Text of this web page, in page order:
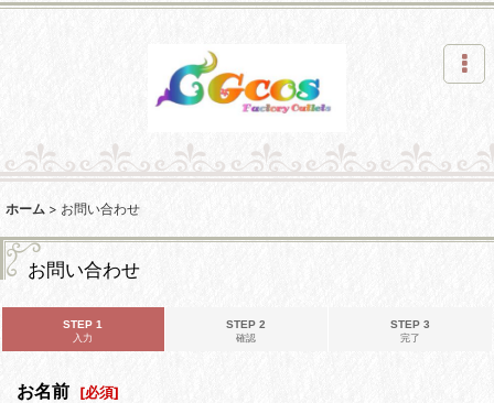
ホーム > お問い合わせ
お問い合わせ
STEP 1
入力
STEP 2
確認
STEP 3
完了
お名前 [必須]